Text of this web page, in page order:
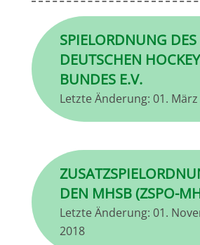
SPIELORDNUNG DES
DEUTSCHEN
BUNDES E.V.
Letzte Änderung: 01.
DEN MHSB (ZSPO-
Letzte Änderung: 01.
2018